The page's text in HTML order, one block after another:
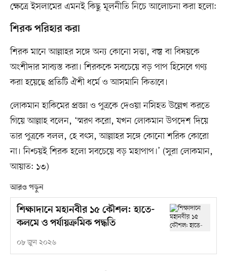
ক্ষেত্রে ইসলামের এমনই কিছু মূলনীতি নিচে আলোচনা করা হলো:
শিরক পরিহার করা
শিরক মানে আল্লাহর সঙ্গে অন্য কোনো সত্তা, বস্তু বা বিষয়কে
অংশীদার সাব্যস্ত করা। শিরককে সবচেয়ে বড় পাপ হিসেবে গণ্য
করা হয়েছে প্রতিটি ঐশী ধর্মে ও আসমানি কিতাবে।
লোকমান হাকিমের প্রজ্ঞা ও পুত্রকে দেওয়া নসিহত উল্লেখ করতে
গিয়ে আল্লাহ বলেন, ‘স্মরণ করো, যখন লোকমান উপদেশ দিয়ে
তার পুত্রকে বলল, হে বৎস, আল্লাহর সঙ্গে কোনো শরিক কোরো
না। নিশ্চয়ই শিরক হলো সবচেয়ে বড় মহাপাপ।’ (সুরা লোকমান,
আয়াত: ১৩)
আরও পড়ুন
শিক্ষাদানে মহানবীর ১৫ কৌশল: হাতে-
কলমে ও পর্যায়ক্রমিক পদ্ধতি
০৮ জুন ২০২৬